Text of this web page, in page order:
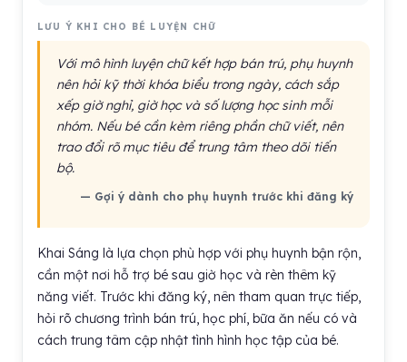
LƯU Ý KHI CHO BÉ LUYỆN CHỮ
Với mô hình luyện chữ kết hợp bán trú, phụ huynh
nên hỏi kỹ thời khóa biểu trong ngày, cách sắp
xếp giờ nghỉ, giờ học và số lượng học sinh mỗi
nhóm. Nếu bé cần kèm riêng phần chữ viết, nên
trao đổi rõ mục tiêu để trung tâm theo dõi tiến
bộ.
— Gợi ý dành cho phụ huynh trước khi đăng ký
Khai Sáng là lựa chọn phù hợp với phụ huynh bận rộn,
cần một nơi hỗ trợ bé sau giờ học và rèn thêm kỹ
năng viết. Trước khi đăng ký, nên tham quan trực tiếp,
hỏi rõ chương trình bán trú, học phí, bữa ăn nếu có và
cách trung tâm cập nhật tình hình học tập của bé.